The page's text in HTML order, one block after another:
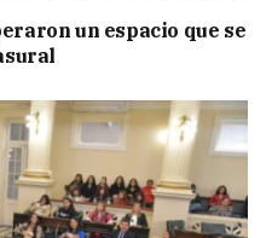
un espacio que se